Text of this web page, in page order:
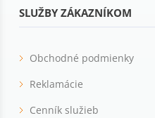
SLUŽBY ZÁKAZNÍKOM
Obchodné podmienky
Reklamácie
Cenník služieb